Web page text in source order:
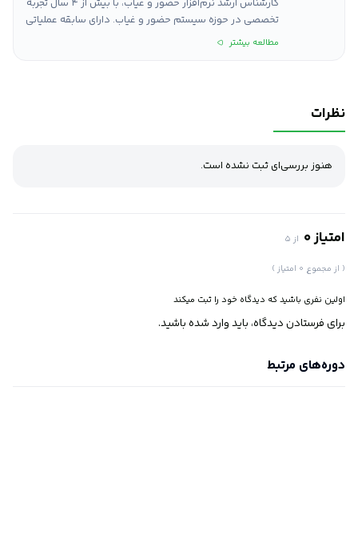
کارشناس ارشد نرم‌افزار حضور و غیاب، با بیش از ۴ سال تجربه
تخصصی در حوزه سیستم حضور و غیاب. دارای سابقه عملیاتی
در زمینه‌های استقرار، پشتیبانی و آموزش نرم‌افزار حضور و
مطالعه بیشتر
نظرات
امتیاز 0 از 5
( از مجموع 0 امتیاز )
اولین نفری باشید که دیدگاه خود را ثبت میکند
برای فرستادن دیدگاه، بایدوارد شدهباشید.
هنوز بررسی‌ای ثبت نشده است.
دوره‌های مرتبط